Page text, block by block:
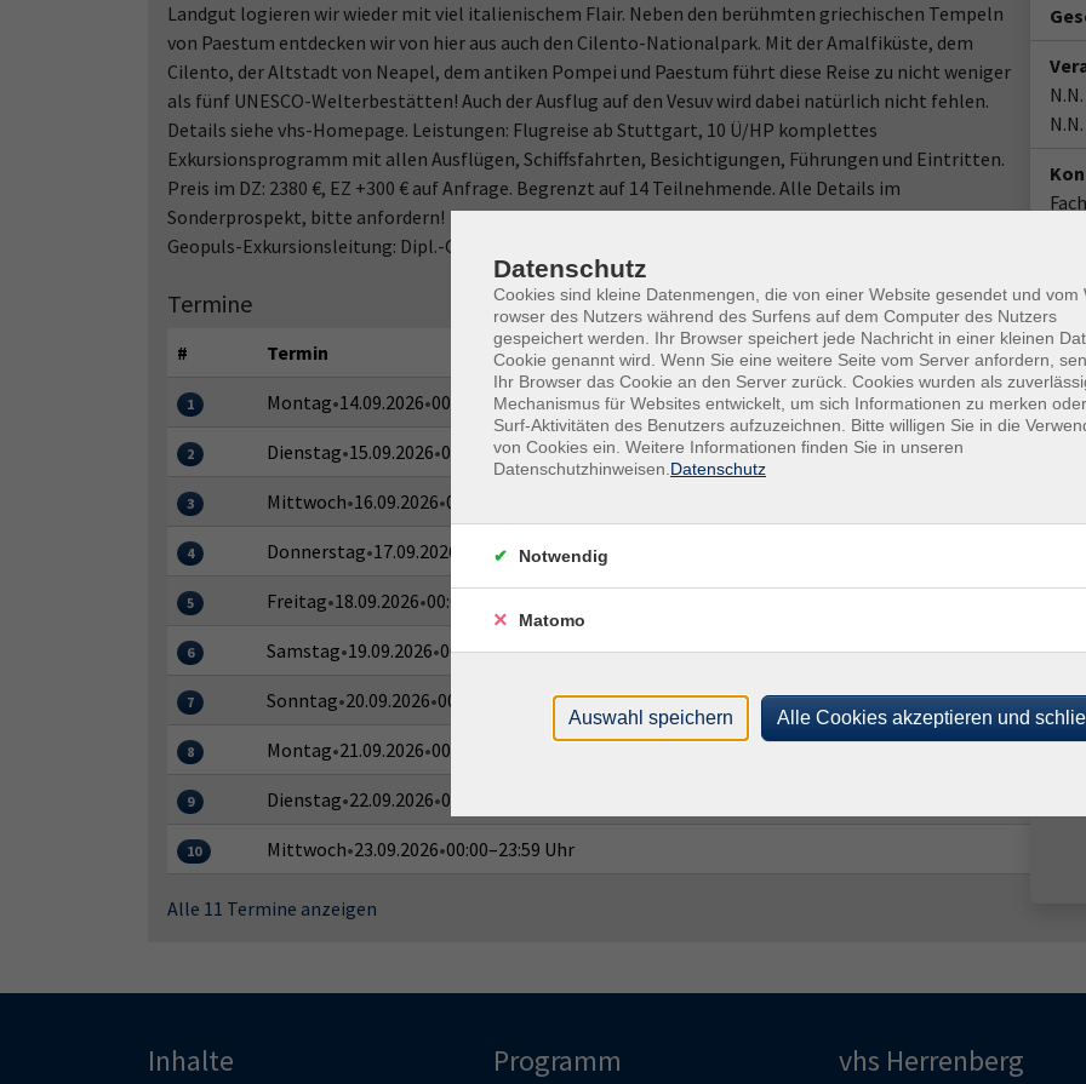
Landgut logieren wir wieder mit viel italienischem Flair. Neben den berühmten griechischen Tempeln
von Paestum entdecken wir von hier aus auch den Cilento-Nationalpark. Mit der Amalfiküste, dem
Cilento, der Altstadt von Neapel, dem antiken Pompei und Paestum führt diese Reise zu nicht weniger
als fünf UNESCO-Welterbestätten! Auch der Ausflug auf den Vesuv wird dabei natürlich nicht fehlen.
Details siehe vhs-Homepage. Leistungen: Flugreise ab Stuttgart, 10 Ü/HP komplettes
Exkursionsprogramm mit allen Ausflügen, Schiffsfahrten, Besichtigungen, Führungen und Eintritten.
Preis im DZ: 2380 €, EZ +300 € auf Anfrage. Begrenzt auf 14 Teilnehmende. Alle Details im
Sonderprospekt, bitte anfordern!
Geopuls-Exkursionsleitung: Dipl.-Geographin Annette Brünger
Termine
# Termin Ort / Raum
1 Montag•14.09.2026•00:00–23:59 Uhr
2 Dienstag•15.09.2026•00:00–23:59 Uhr
3 Mittwoch•16.09.2026•00:00–23:59 Uhr
4 Donnerstag•17.09.2026 00:00–23:59 Uhr
5 Freitag•18.09.2026•00:00–23:59 Uhr
6 Samstag•19.09.2026•00:00–23:59 Uhr
7 Sonntag•20.09.2026•00:00–23:59 Uhr
8 Montag•21.09.2026•00:00–23:59 Uhr
9 Dienstag•22.09.2026•00:00–23:59 Uhr
10 Mittwoch•23.09.2026•00:00–23:59 Uhr
Alle 11 Termine anzeigen
N.N.
N.N.
Inhalte Programm
vhs Herrenberg
Datenschutz
Cookies sind kleine Datenmengen, die von einer Website gesendet und vom
rowser des Nutzers während des Surfens auf dem Computer des Nutzers
gespeichert werden. Ihr Browser speichert jede Nachricht in einer kleinen
Cookie genannt wird. Wenn Sie eine weitere Seite vom Server anfordern,
Ihr Browser das Cookie an den Server zurück. Cookies wurden als
Mechanismus für Websites entwickelt, um sich Informationen zu merken
Surf-Aktivitäten des Benutzers aufzuzeichnen. Bitte willigen Sie in die
von Cookies ein. Weitere Informationen finden Sie in unseren
Datenschutzhinweisen. Datenschutz
Notwendig
Matomo
Auswahl speichern Alle Cookies akzeptieren und